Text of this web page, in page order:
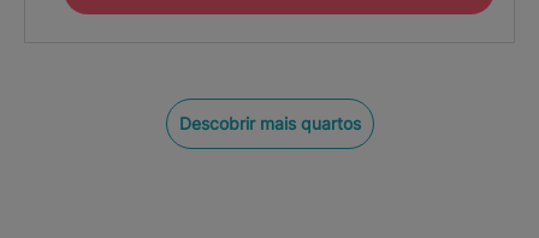
Descobrir mais quartos